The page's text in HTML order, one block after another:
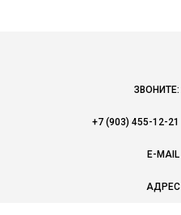
ЗВОНИТЕ:
+7 (903) 455-12-21
E-MAIL
АДРЕС